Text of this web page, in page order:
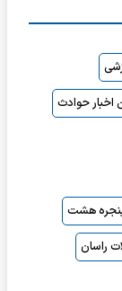
اخبار حوادث
هشت
راسان